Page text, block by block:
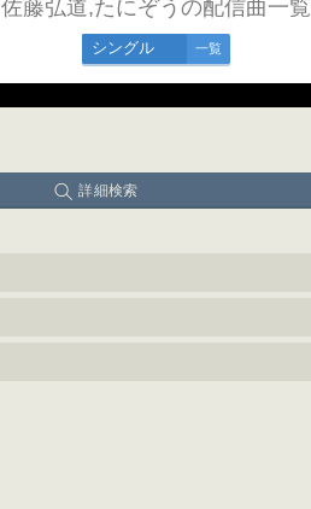
佐藤弘道,たにぞうの配信曲一覧
シングル 一覧
詳細検索